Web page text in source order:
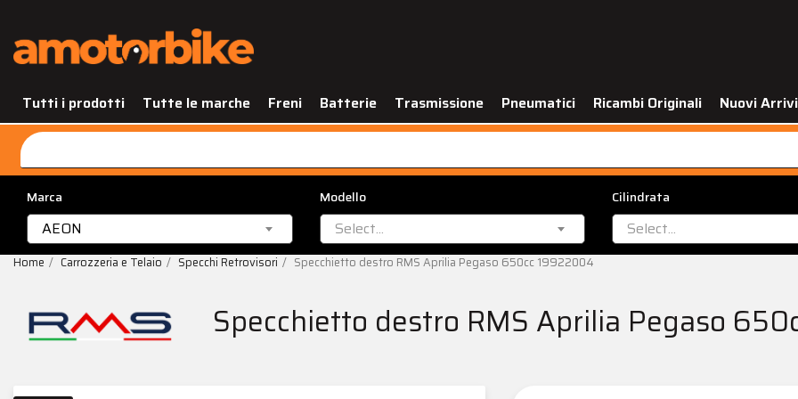
Tutti i prodotti Tutte le marche Freni Batterie Trasmissione Pneumatici Ricambi Originali Nuovi Arrivi
Marca
AEON
Modello
Select...
Cilindrata
Select...
Home Carrozzeria e Telaio Specchi Retrovisori Specchietto destro RMS Aprilia Pegaso 650cc 19922004
Specchietto destro RMS Aprilia Pegaso